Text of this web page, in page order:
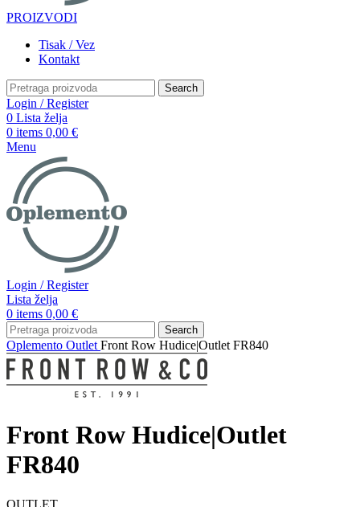
PROIZVODI
Tisak / Vez
Kontakt
Search
Login / Register
0 Lista želja
0 items 0,00 €
Menu
Login / Register
Lista želja
0 items 0,00 €
Search
Oplemento Outlet Front Row Hudice|Outlet FR840
Front Row Hudice|Outlet
FR840
OUTLET